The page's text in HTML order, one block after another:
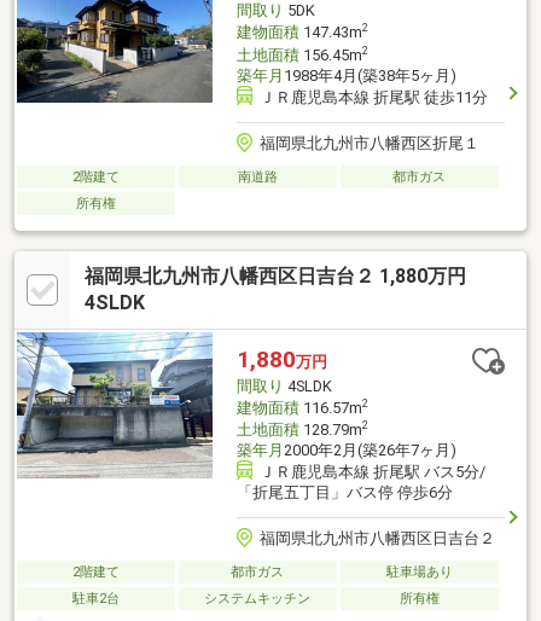
間取り 5DK
建物面積147.43m2
土地面積156.45m2
築年月 1988年4月(築38年5ヶ月)
ＪＲ鹿児島本線 折尾駅 徒歩11分
福岡県北九州市八幡西区折尾１
2階建て 南道路
都市ガス
所有権
福岡県北九州市八幡西区日吉台２ 1,880万円
4SLDK
1,880万円
間取り 4SLDK
建物面積116.57m2
土地面積128.79m2
築年月 2000年2月(築26年7ヶ月)
ＪＲ鹿児島本線 折尾駅 バス5分/
「折尾五丁目」バス停 停歩6分
福岡県北九州市八幡西区日吉台２
2階建て 都市ガス
駐車場あり
駐車2台
システムキッチン 所有権